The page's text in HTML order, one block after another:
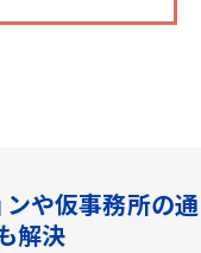
や仮事務所の通
解決